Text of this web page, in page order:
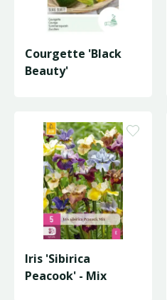
Courgette 'Black
Beauty'
Iris 'Sibirica
Peacook' - Mix